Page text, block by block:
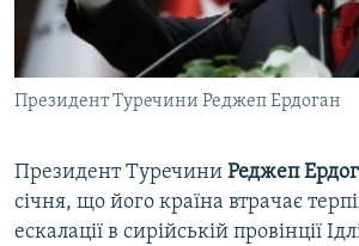
ВІДЕОУРОКИ «ELIFBE»
СВІДЧЕННЯ ОКУПАЦІЇ
УКРАЇНСЬКА ПРОБЛЕМА КРИМУ
Русский
Qırımtatar
Президент Туречини Реджеп Ердоган
Президент Туречини Реджеп
січня, що його країна втрачає
ескалації в сирійській провінції